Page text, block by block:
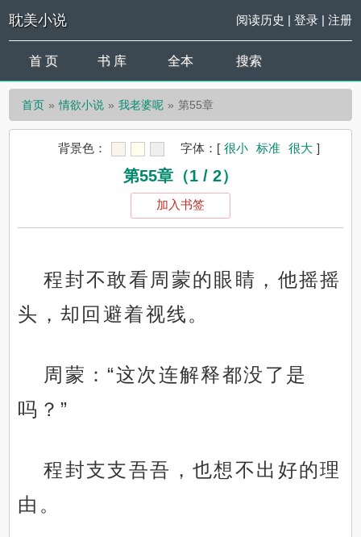
耽美小说 阅读历史 | 登录| 注册
首 页 书 库 全本 搜索
首页 情欲小说 我老婆呢 第55章
背景色： 字体： [ 很小 标准 很大 ]
第55章（1 / 2）
加入书签
程封不敢看周蒙的眼睛，他摇摇
头，却回避着视线。
周蒙：“这次连解释都没了是
吗？”
程封支支吾吾，也想不出好的理
由。